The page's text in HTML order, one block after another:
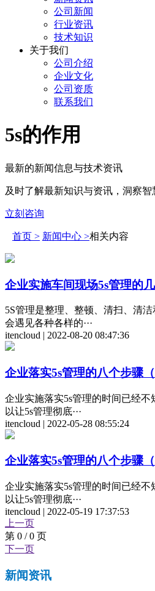
公司新闻
行业资讯
技术知识
关于我们
公司介绍
企业文化
公司资质
联系我们
5s的作用
最新的新闻信息与技术资讯
及时了解最新知识与资讯，洞察智
立刻咨询
首页 > 新闻中心 >相关内容
企业实施车间现场5s管理的
5S管理是整理、整顿、清扫、清
会遇见各种各样的···
itencloud | 2022-08-20 08:47:36
企业落实5s管理的八个步骤
企业实施落实5s管理的时间已经
以让5s管理彻底···
itencloud | 2022-05-28 08:55:24
企业落实5s管理的八个步骤
企业实施落实5s管理的时间已经
以让5s管理彻底···
itencloud | 2022-05-19 17:37:53
上一页
第 0 / 0 页
下一页
新闻资讯